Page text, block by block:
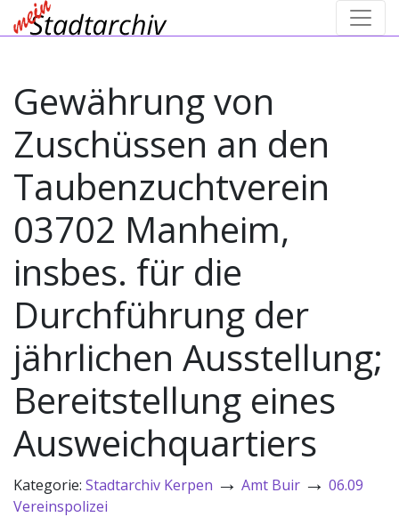
Gewährung von
Zuschüssen an den
Taubenzuchtverein
03702 Manheim,
insbes. für die
Durchführung der
jährlichen Ausstellung;
Bereitstellung eines
Ausweichquartiers
Kategorie: Stadtarchiv Kerpen → Amt Buir → 06.09
Vereinspolizei